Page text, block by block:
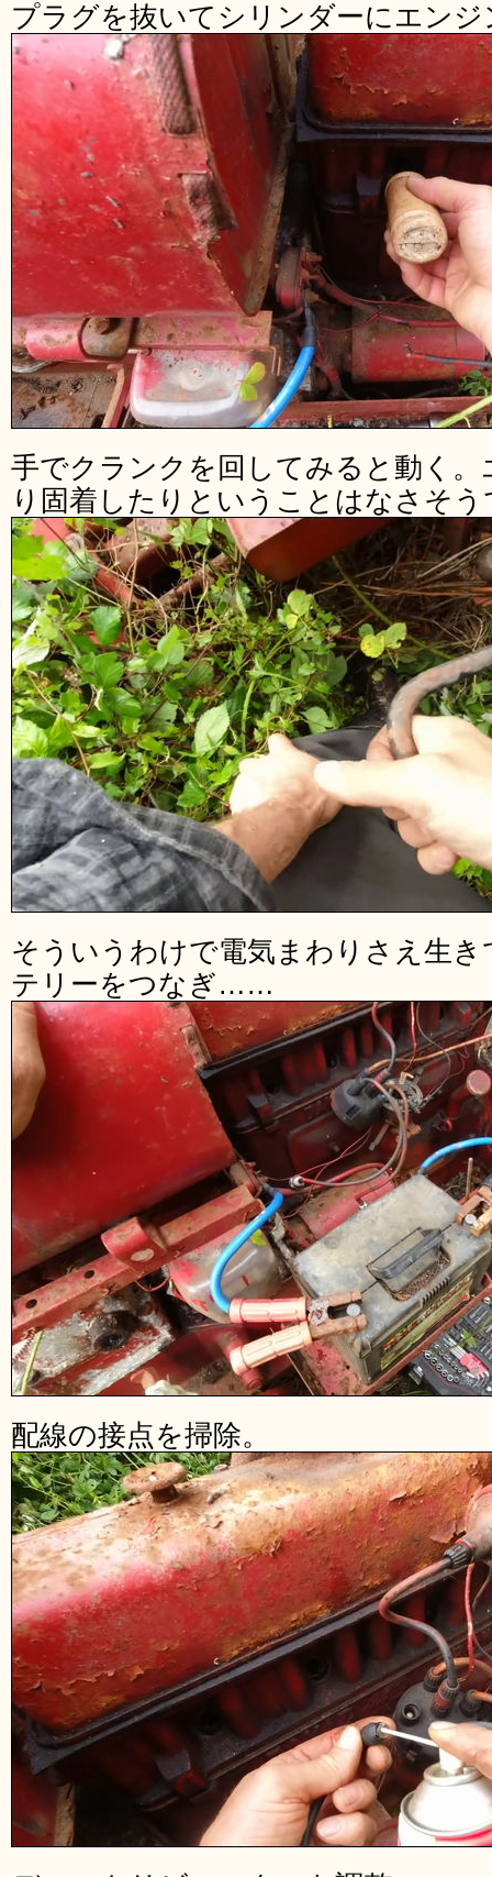
プラグを抜いてシリンダーにエン
手でクランクを回してみると動く
り固着したりということはなさそう
そういうわけで電気まわりさえ生
テリーをつなぎ……
配線の接点を掃除。